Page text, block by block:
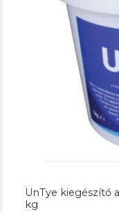
UnTye kiegészítő
kg